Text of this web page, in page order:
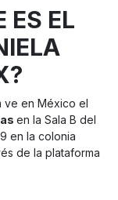
ES EL
ve en México el
en la Sala B del
en la colonia
de la plataforma